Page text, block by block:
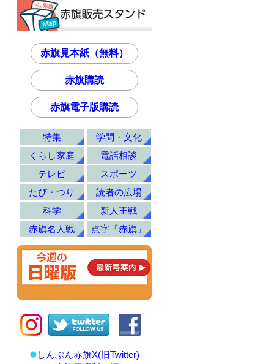
赤旗見本紙（無料）
赤旗購読
赤旗電子版購読
特集
学問・文化
くらし家庭
電話相談
テレビ
スポーツ
たび・つり
読者の広場
科学
新人王戦
赤旗名人戦
点字「赤旗」
しんぶん赤旗X(旧Twitter)